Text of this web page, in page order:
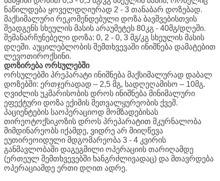
ნაწილდება ყოველდღიურად 2 - 3 თანაბარ დოზებად.
მაქსიმალური რეკომენდებული დოზა ბავშვებისთვის
შეადგენს სხეულის მასის არაუმეტეს 80კგ - 40მგ/დღეში.
შემანარჩუნებელი დოზა: 0, 2 - 0, 3 მგ/კგ სხეულის მასის
დღეში. აუცილებლობის შემთხვევაში ინიშნება დამატებით
ლევოთიროქსინი.
დოზირება ორსულებში
ორსულებში პრეპარატი ინიშნება მაქსიმალურად დაბალ
დოზებში: ერთჯერადად – 2,5 მგ, სადღეღამისო – 10მგ.
ღვიძლის უკმარისობის დროს ინიშნება მინიმალური
ეფექტური დოზა ექიმის მეთვალყურეობის ქვეშ.
პაციენტების საოპერაციოდ მომზადებისას
თირეოტოქსიკოზის დროს პრეპარატით მკურნალობა
მიმდინარეობს იქამდე, ვიდრე არ მიიღწევა
ეუთირეოიდული მდგომარეობა 3 - 4 კვირის
განმავლობაში დაგეგმილი ოპერაციის თარიღამდე
(ერთეულ შემთხვევებში ხანგრძლივადაც) და მთავრდება
ოპერაციამდე ერთი დღით ადრე.